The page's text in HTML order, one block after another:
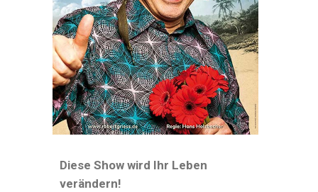
Diese Show wird Ihr Leben
verändern!